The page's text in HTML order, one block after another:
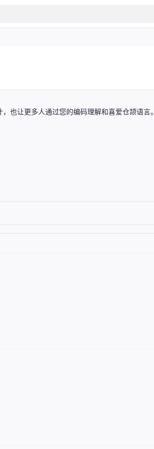
也让更多人通过您的编码理解和喜爱仓颉语言。